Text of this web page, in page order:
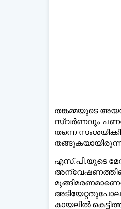
തങ്കമ്മയുടെ
സ്വർണവും
തന്നെ
എസ്.പി.യുടെ
കായലിൽ